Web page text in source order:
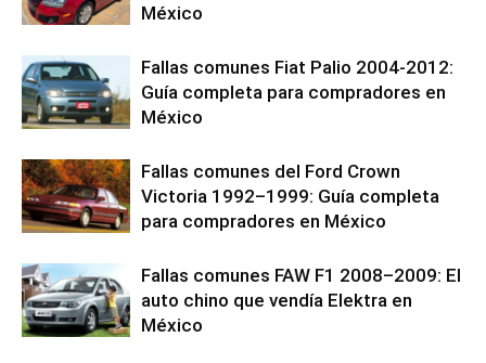
México
Fallas comunes Fiat Palio 2004-2012:
Guía completa para compradores en
México
Fallas comunes del Ford Crown
Victoria 1992–1999: Guía completa
para compradores en México
Fallas comunes FAW F1 2008–2009: El
auto chino que vendía Elektra en
México